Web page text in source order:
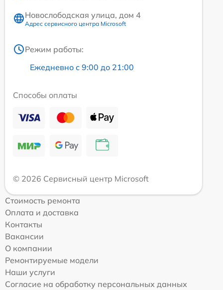
Новослободская улица, дом 4
Адрес сервисного центра Microsoft
Режим работы:
Ежедневно с 9:00 до 21:00
Способы оплаты
© 2026 Сервисный центр Microsoft
Стоимость ремонта
Оплата и доставка
Контакты
Вакансии
О компании
Ремонтируемые модели
Наши услуги
Согласие на обработку персональных данных